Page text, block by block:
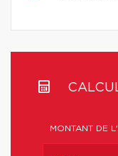
MONTANT DE